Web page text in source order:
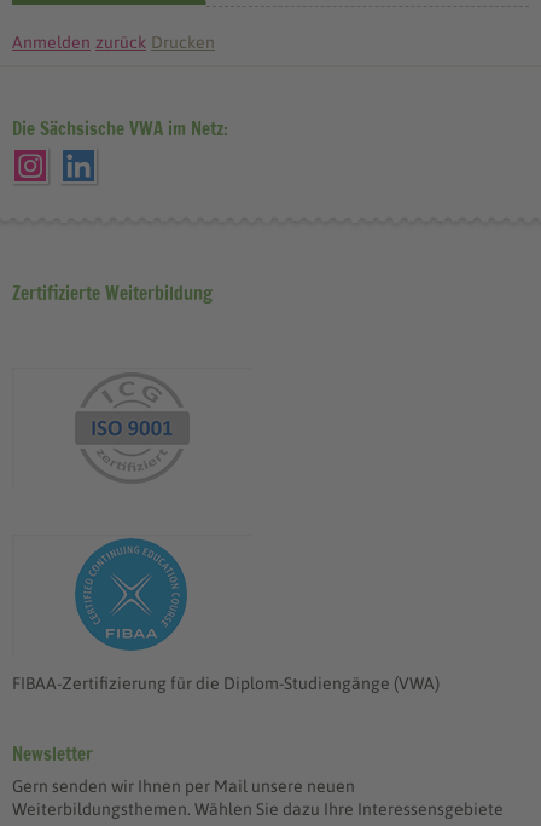
Anmelden zurück Drucken
Die Sächsische VWA im Netz:
Zertifizierte Weiterbildung
FIBAA-Zertifizierung für die Diplom-Studiengänge (VWA)
Newsletter
Gern senden wir Ihnen per Mail unsere neuen
Weiterbildungsthemen. Wählen Sie dazu Ihre Interessensgebiete